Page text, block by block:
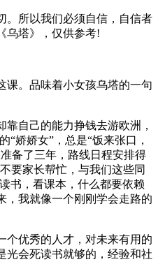
。所以我们必须自信，自信者
乌塔》，仅供参考!
课。品味着小女孩乌塔的一句
自己的能力挣钱去游欧洲，
“娇娇女”，总是“饭来张口，
备了三年，路线日程安排得
要家长帮忙，与我们这些同
书，看课本，什么都要依赖
，我就像一个刚刚学会走路的
个优秀的人才，对未来有用的
光会死读书就够的，经验和社